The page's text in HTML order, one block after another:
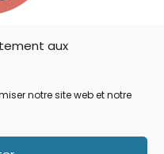
aux
notre site web et notre
TOUT LE MONDE !